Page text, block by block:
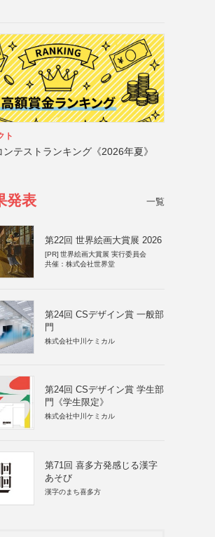
ト
テストランキング《2026年夏》
発表 一覧
第22回 世界絵画大賞展 2026
[PR] 世界絵画大賞展 実行委員会
共催：株式会社世界堂
第24回 CSデザイン賞 一般部
門
株式会社中川ケミカル
第24回 CSデザイン賞 学生部
門《学生限定》
株式会社中川ケミカル
第71回 喜多方発感じる漢字
あそび
漢字のまち喜多方